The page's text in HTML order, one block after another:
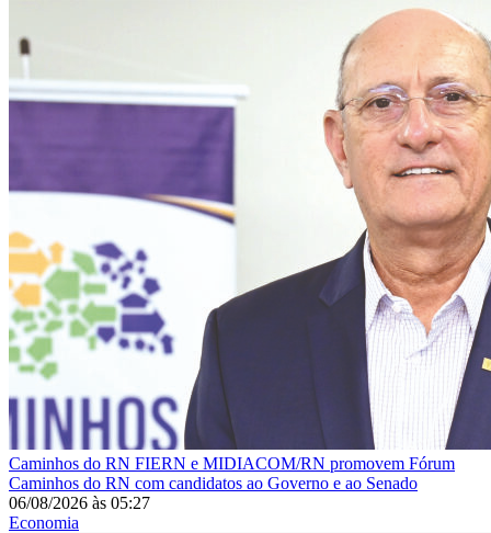
Caminhos do RN FIERN e MIDIACOM/RN promovem Fórum
Caminhos do RN com candidatos ao Governo e ao Senado
06/08/2026 às 05:27
Economia